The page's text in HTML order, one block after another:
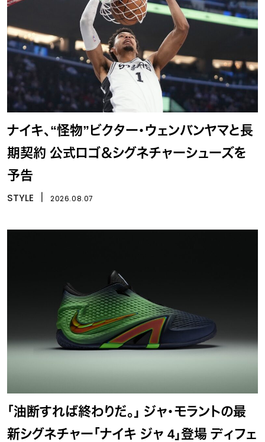
ナイキ、“怪物”ビクター・ウェンバンヤマと長
期契約 公式ロゴ＆シグネチャーシューズを
予告
STYLE 2026.08.07
「油断すれば終わりだ。」 ジャ・モラントの最
新シグネチャー「ナイキ ジャ 4」登場 ディフェ